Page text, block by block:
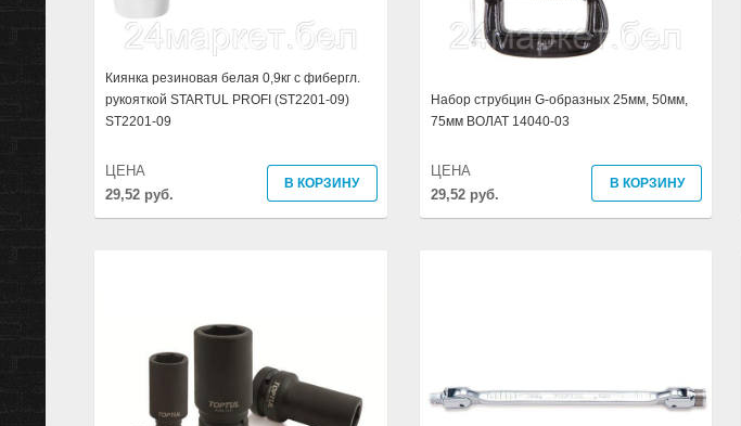
Киянка резиновая белая 0,9кг с фибергл.
рукояткой STARTUL PROFI (ST2201-09)
ST2201-09
29,52 руб.
ЦЕНА
В КОРЗИНУ
Набор струбцин G-образных 25мм, 50мм,
75мм ВОЛАТ 14040-03
29,52 руб.
ЦЕНА
В КОРЗИНУ